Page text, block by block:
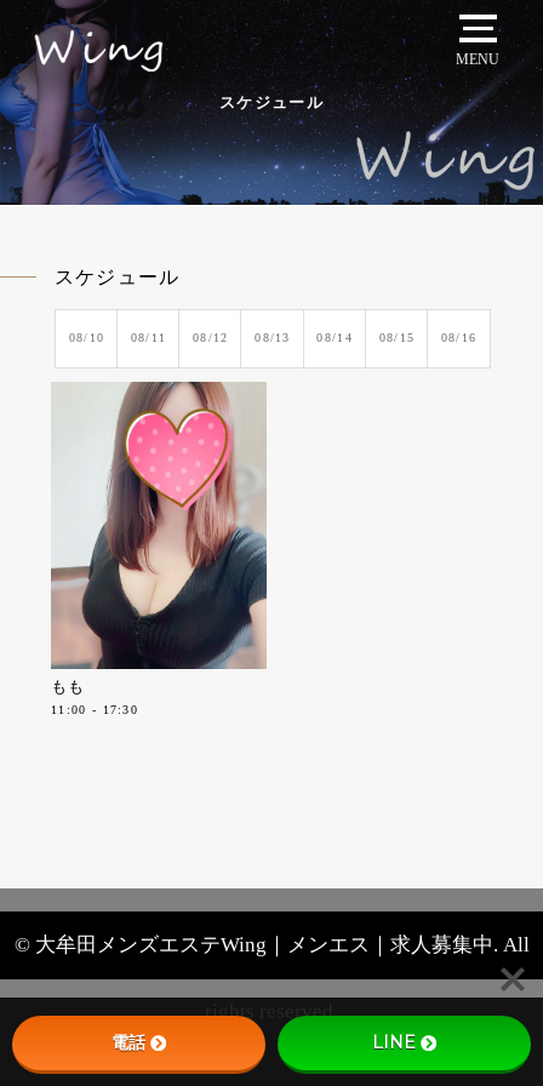
MENU
スケジュール
スケジュール
08/10 08/11 08/12 08/13 08/14 08/15 08/16
もも
11:00 - 17:30
© 大牟田メンズエステWing｜メンエス｜求人募集中. All
rights reserved.
電話 LINE